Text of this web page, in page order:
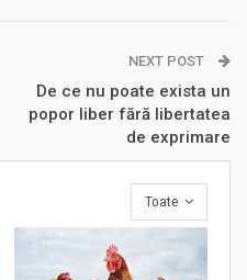
NEXT POST
De ce nu poate exista un
popor liber fără libertatea
de exprimare
Toate